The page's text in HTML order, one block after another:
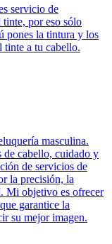
servicio de
tinte, por eso sólo
pones la tintura y los
tinte a tu cabello.
masculina.
de cabello, cuidado y
de servicios de
la precisión, la
Mi objetivo es ofrecer
garantice la
su mejor imagen.